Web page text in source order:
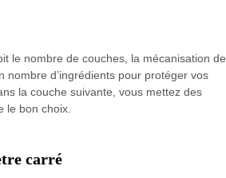
le nombre de couches, la mécanisation de
nombre d’ingrédients pour protéger vos
la couche suivante, vous mettez des
le bon choix.
carré